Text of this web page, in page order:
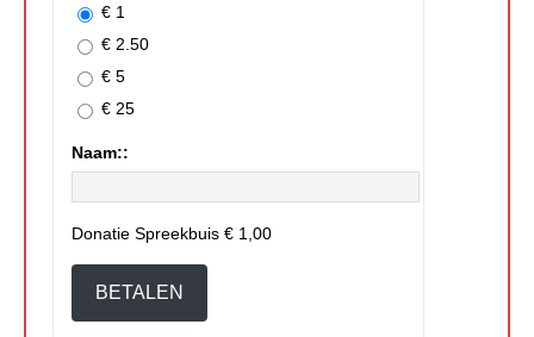
€ 1
€ 2.50
€ 5
€ 25
Naam::
Donatie Spreekbuis € 1,00
BETALEN